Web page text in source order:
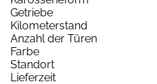
Getriebe
Kilometerstand
Anzahl der Türen
Farbe
Standort
Lieferzeit